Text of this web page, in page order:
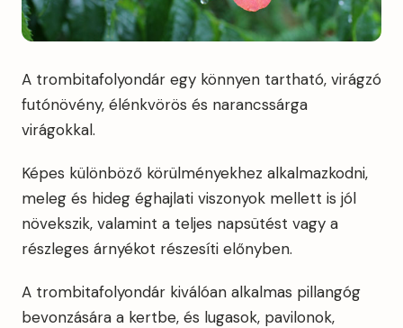
A trombitafolyondár egy könnyen tartható, virágzó
futónövény, élénkvörös és narancssárga
virágokkal.
Képes különböző körülményekhez alkalmazkodni,
meleg és hideg éghajlati viszonyok mellett is jól
növekszik, valamint a teljes napsütést vagy a
részleges árnyékot részesíti előnyben.
A trombitafolyondár kiválóan alkalmas pillangóg
bevonzására a kertbe, és lugasok, pavilonok,